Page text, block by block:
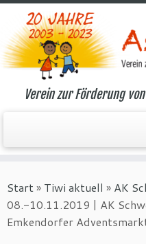
Inhalt
springen
Verein zur Förderung
Start» Tiwi aktuell » AK
08.-10.11.2019 | AK
Emkendorfer